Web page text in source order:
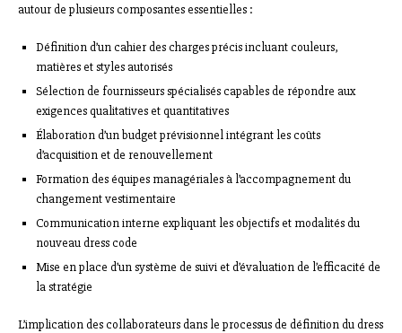
autour de plusieurs composantes essentielles :
Définition d’un cahier des charges précis incluant couleurs,
matières et styles autorisés
Sélection de fournisseurs spécialisés capables de répondre aux
exigences qualitatives et quantitatives
Élaboration d’un budget prévisionnel intégrant les coûts
d’acquisition et de renouvellement
Formation des équipes managériales à l’accompagnement du
changement vestimentaire
Communication interne expliquant les objectifs et modalités du
nouveau dress code
Mise en place d’un système de suivi et d’évaluation de l’efficacité de
la stratégie
L’implication des collaborateurs dans le processus de définition du dress